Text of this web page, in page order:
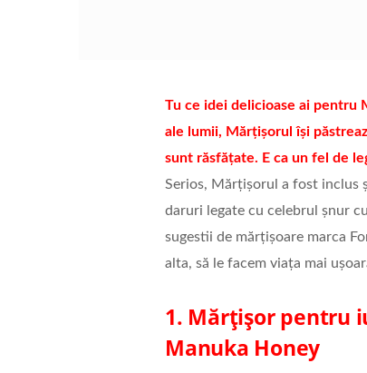
Tu ce idei delicioase ai
ale lumii, Mărțișorul își
sunt răsfățate. E ca un fel de
Serios, Mărțișorul a fost inclus
daruri legate cu celebrul șnur
sugestii de mărțișoare marca
alta, să le facem viața mai
1. Mărțișor pentru
Manuka Honey